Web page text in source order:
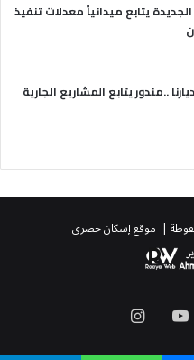
يتابع ميدانياً معدلات تنفيذ
..مندور يتابع المشاريع الجارية
| موقع إسكان حصرى
‫YouTube